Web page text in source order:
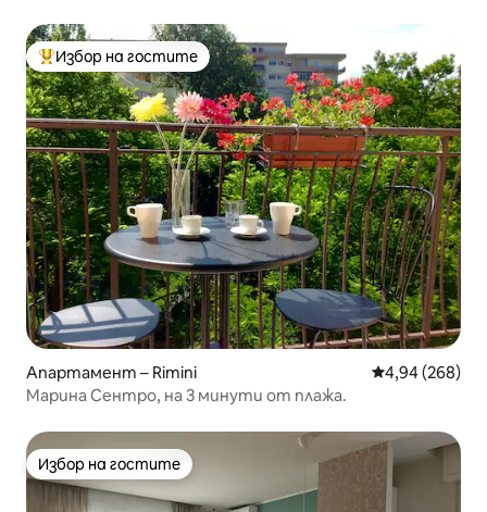
Най-популярен избор на гостите
Избор на гостите
Апартамент – Rimini Средна
4,94 (268)
Марина Сентро, на 3 минути от плажа.
Избор на гостите
Избор на гостите